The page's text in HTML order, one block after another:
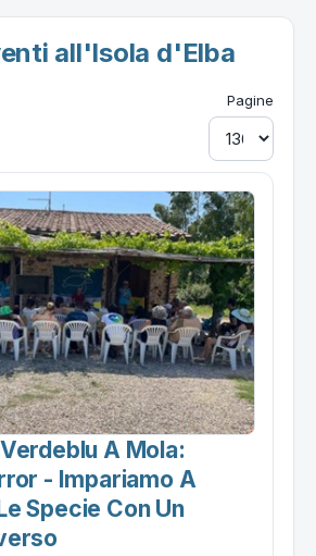
all'Isola d'Elba
Pagine
A Mola:
- Impariamo A
Specie Con Un